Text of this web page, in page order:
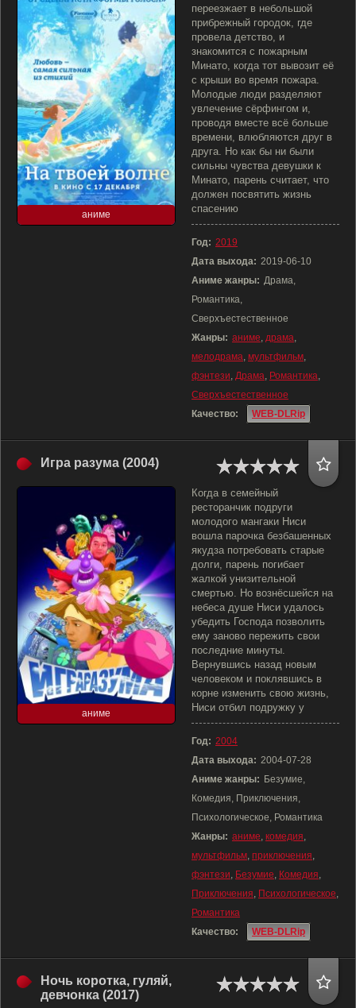
аниме
переезжает в небольшой
прибрежный городок, где
провела детство, и
знакомится с пожарным
Минато, когда тот вывозит её
с крыши во время пожара.
Молодые люди разделяют
увлечение сёрфингом и,
проводя вместе всё больше
времени, влюбляются друг в
друга. Но как бы ни были
сильны чувства девушки к
Минато, парень считает, что
должен посвятить жизнь
спасению
Год: 2019
Дата выхода: 2019-06-10
Аниме жанры: Драма,
Романтика,
Сверхъестественное
Жанры: аниме, драма,
мелодрама, мультфильм,
фэнтези, Драма, Романтика,
Сверхъестественное
Качество:
WEB-DLRip
Игра разума (2004)
аниме
Когда в семейный
ресторанчик подруги
молодого мангаки Ниси
вошла парочка безбашенных
якудза потребовать старые
долги, парень погибает
жалкой унизительной
смертью. Но вознёсшейся на
небеса душе Ниси удалось
убедить Господа позволить
ему заново пережить свои
последние минуты.
Вернувшись назад новым
человеком и поклявшись в
корне изменить свою жизнь,
Ниси отбил подружку у
Год: 2004
Дата выхода: 2004-07-28
Аниме жанры: Безумие,
Комедия, Приключения,
Психологическое, Романтика
Жанры: аниме, комедия,
мультфильм, приключения,
фэнтези, Безумие, Комедия,
Приключения, Психологическое,
Романтика
Качество:
WEB-DLRip
Ночь коротка, гуляй,
девчонка (2017)